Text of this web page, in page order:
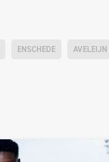
ENSCHEDE AVELEIJN